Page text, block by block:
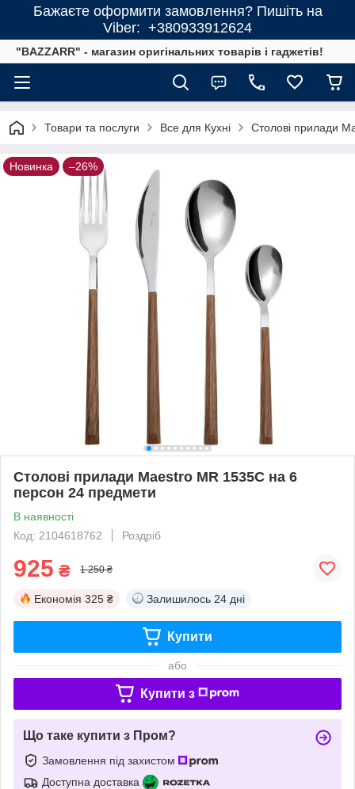
Бажаєте оформити замовлення? Пишіть на
Viber: +380933912624
"BAZZARR" - магазин оригінальних товарів і гаджетів!
Товари та послуги Все для Кухні Столові прилади
Новинка –26%
Столові прилади Maestro MR 1535C на 6
персон 24 предмети
В наявності
Код: 2104618762
Роздріб
925 ₴ 1 250 ₴
Економія 325 ₴ Залишилось 24 дні
Купити
або
Купити з
Що таке купити з Пром?
Замовлення під захистом
Доступна доставка